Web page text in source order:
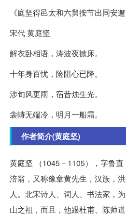
《庭坚得邑太和六舅按节出同安
宋代 黄庭坚
解衣卧相语，涛波夜掀床。
十年身百忧，险阻心已降。
涉旬风更雨，宿昔烛生光。
衾帱无端冷，明月一船霜。
作者简介(黄庭坚)
黄庭坚 （1045－1105），字鲁
涪翁，又称豫章黄先生，汉族，
人。北宋诗人、词人、书法家，
山之祖，而且，他跟杜甫、陈师